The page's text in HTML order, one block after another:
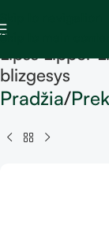
Skip to main content
Lipss Lipper
blizgesys
Pradžia